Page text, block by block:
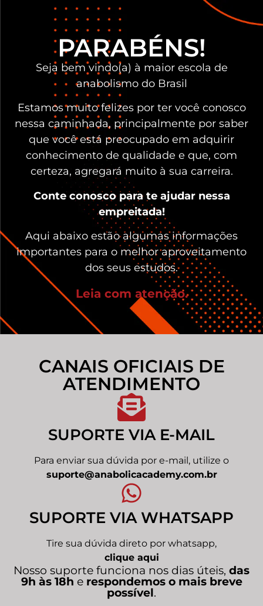
PARABÉNS!
Seja bem vindo(a) à maior escola de
anabolismo do Brasil
Estamos muito felizes por ter você conosco
nessa caminhada, principalmente por saber
que você está preocupado em adquirir
conhecimento de qualidade e que, com
certeza, agregará muito à sua carreira.
Conte conosco para te ajudar nessa
empreitada!
Aqui abaixo estão algumas informações
importantes para o melhor aproveitamento
dos seus estudos.
Leia com atenção.
CANAIS OFICIAIS DE
ATENDIMENTO
SUPORTE VIA E-MAIL
Para enviar sua dúvida por e-mail, utilize o
suporte@anabolicacademy.com.br
SUPORTE VIA WHATSAPP
Tire sua dúvida direto por whatsapp,
clique aqui
Nosso suporte funciona nos dias úteis, das
9h às 18h e respondemos o mais breve
possível.